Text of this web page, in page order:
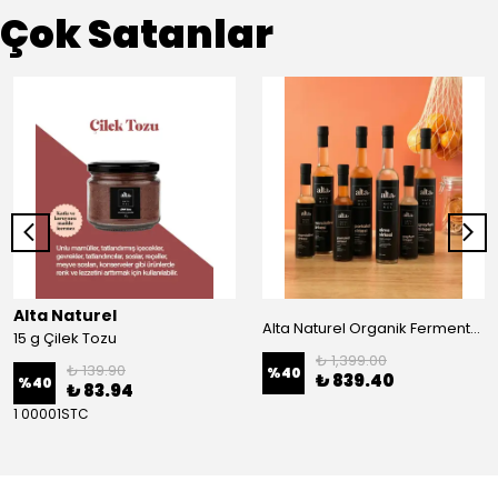
Çok Satanlar
Alta Naturel
15 g Çilek Tozu
%40
₺ 139.90
₺ 83.94
1 00001STC
Alta Naturel Organik Fermente Büyük Sirke Paketi 500 ML (Portakal - Greyfurt-Mandalina-Elma Sirkesi)
%40
₺ 1,399.00
₺ 839.40